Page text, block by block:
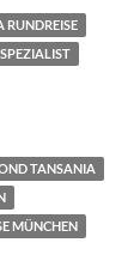
RUNDREISE
TANSANIA
MÜNCHEN